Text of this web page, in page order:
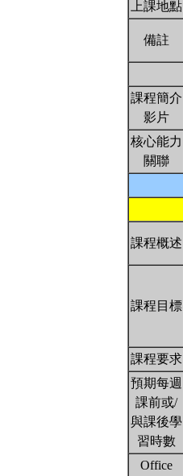
上課地點
備註
課程簡介
影片
核心能力
關聯
課程概述
課程目標
課程要求
預期每週
課前或/
與課後學
習時數
Office